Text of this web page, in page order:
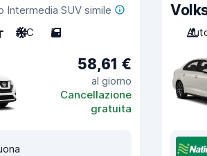
Intermedia SUV simile
A/C 5
58,61 €
al giorno
Cancellazione
gratuita